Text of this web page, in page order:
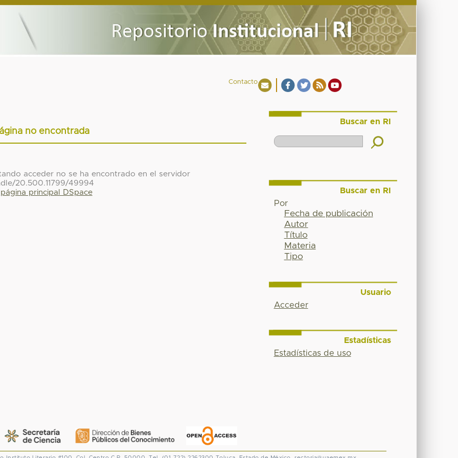
Contacto
no encontrada
acceder no se ha encontrado en el servidor
20.500.11799/49994
página principal DSpace
Buscar en RI
Buscar en RI
Por
Fecha de publicación
Autor
Título
Materia
Tipo
Usuario
Acceder
Estadísticas
Estadísticas de uso